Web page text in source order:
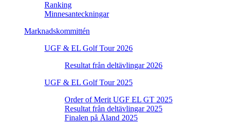
Ranking
Minnesanteckningar
Marknadskommittén
UGF & EL Golf Tour 2026
Resultat från deltävlingar 2026
UGF & EL Golf Tour 2025
Order of Merit UGF EL GT 2025
Resultat från deltävlingar 2025
Finalen på Åland 2025